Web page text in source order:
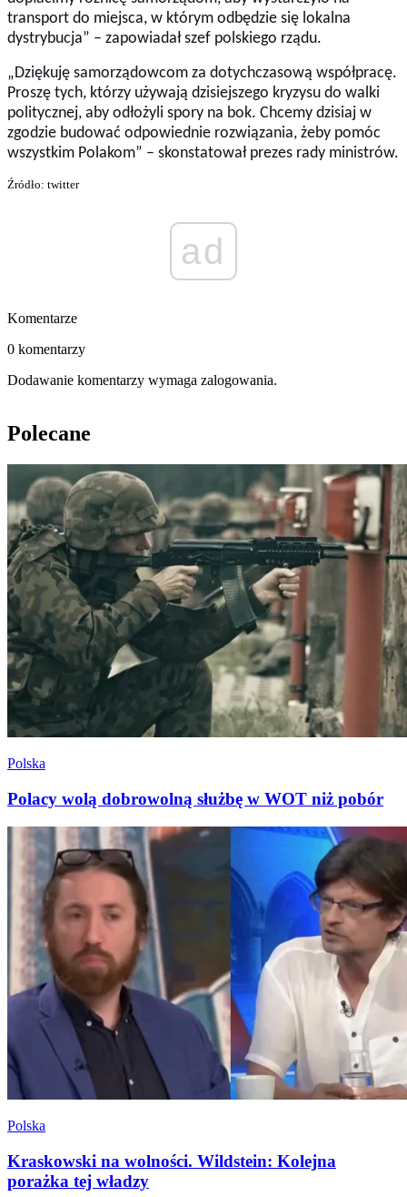
transport do miejsca, w którym odbędzie się lokalna
dystrybucja” – zapowiadał szef polskiego rządu.
„Dziękuję samorządowcom za dotychczasową współpracę.
Proszę tych, którzy używają dzisiejszego kryzysu do walki
politycznej, aby odłożyli spory na bok. Chcemy dzisiaj w
zgodzie budować odpowiednie rozwiązania, żeby pomóc
wszystkim Polakom” – skonstatował prezes rady ministrów.
Źródło: twitter
ad
Komentarze
0 komentarzy
Dodawanie komentarzy wymaga zalogowania.
Polecane
Polska
Polacy wolą dobrowolną służbę w WOT niż pobór
Polska
Kraskowski na wolności. Wildstein: Kolejna
porażka tej władzy